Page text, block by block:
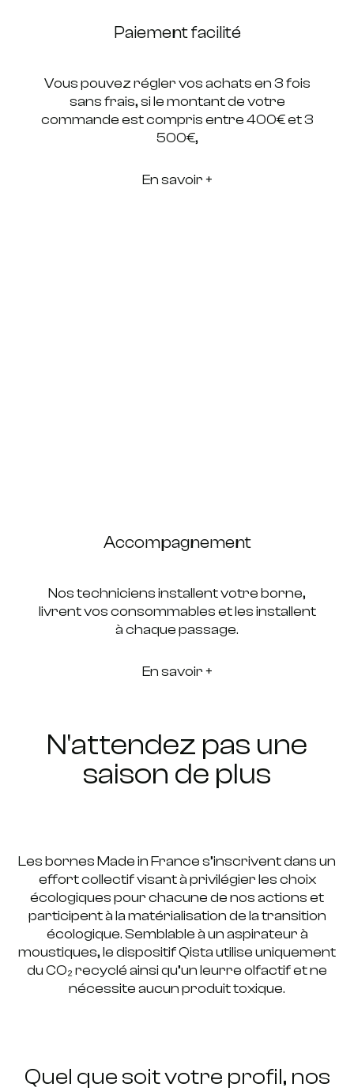
Paiement facilité
Vous pouvez régler vos achats en 3 fois
sans frais, si le montant de votre
commande est compris entre 400€ et 3
500€,
En savoir +
Accompagnement
Nos techniciens installent votre borne,
livrent vos consommables et les installent
à chaque passage.
En savoir +
N'attendez pas une
saison de plus
Les bornes Made in France s’inscrivent dans un
effort collectif visant à privilégier les choix
écologiques pour chacune de nos actions et
participent à la matérialisation de la transition
écologique. Semblable à un aspirateur à
moustiques, le dispositif Qista utilise uniquement
du CO₂ recyclé ainsi qu’un leurre olfactif et ne
nécessite aucun produit toxique.
Quel que soit votre profil, nos